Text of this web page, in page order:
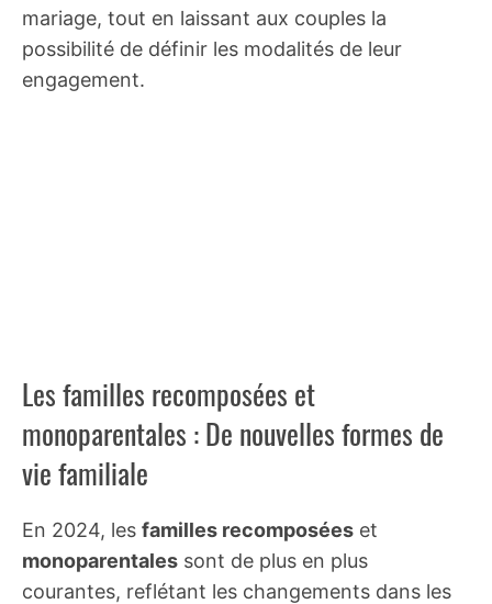
mariage, tout en laissant aux couples la
possibilité de définir les modalités de leur
engagement.
Les familles recomposées et
monoparentales : De nouvelles formes de
vie familiale
En 2024, les familles recomposées et
monoparentales sont de plus en plus
courantes, reflétant les changements dans les